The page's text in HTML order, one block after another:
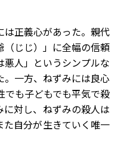
正義心があった。親代
（じじ）」に全幅の信頼
人」というシンプルな
一方、ねずみには良心
でも子どもでも平気で殺
対し、ねずみの殺人は
た自分が生きていく唯一